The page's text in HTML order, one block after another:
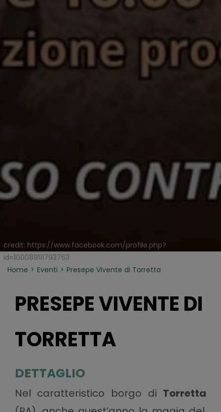
credit: https://www.facebook.com/profile.php?
id=100089111793763
Home
Eventi Presepe Vivente di Torretta
PRESEPE VIVENTE DI
TORRETTA
DETTAGLIO
Nel caratteristico borgo di Torretta